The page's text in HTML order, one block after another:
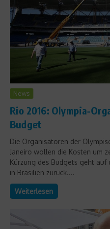
News
Rio 2016: Olympia-
Budget
Die Organisatoren der
Janeiro wollen die Kosten um
Kürzung des Budgets geht
in Brasilien zurück....
Weiterlesen